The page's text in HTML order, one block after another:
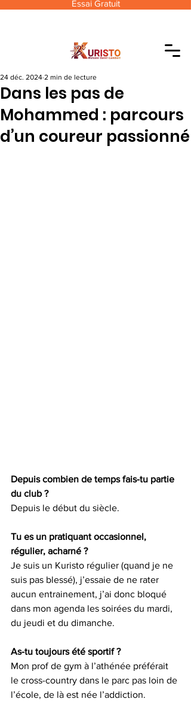
Essai Gratuit
Dans les pas de
Mohammed : parcours
d’un coureur passionné
24 déc. 2024 2 min de lecture
Depuis combien de temps fais-tu partie
du club ?
Depuis le début du siècle.
Tu es un pratiquant occasionnel,
régulier, acharné ?
Je suis un Kuristo régulier (quand je ne
suis pas blessé), j’essaie de ne rater
aucun entrainement, j’ai donc bloqué
dans mon agenda les soirées du mardi,
du jeudi et du dimanche.
As-tu toujours été sportif ?
Mon prof de gym à l’athénée préférait
le cross-country dans le parc pas loin de
l’école, de là est née l’addiction.